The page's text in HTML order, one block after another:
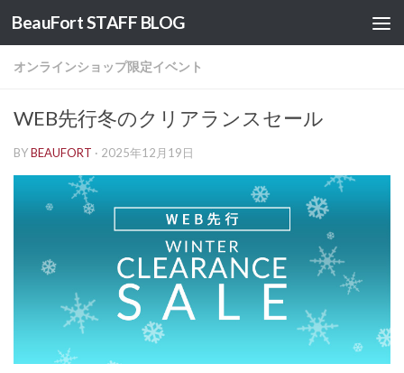
コンテンツへスキップ
BeauFort STAFF BLOG
オンラインショップ限定イベント
WEB先行冬のクリアランスセール
BYBEAUFORT · 2025年12月19日